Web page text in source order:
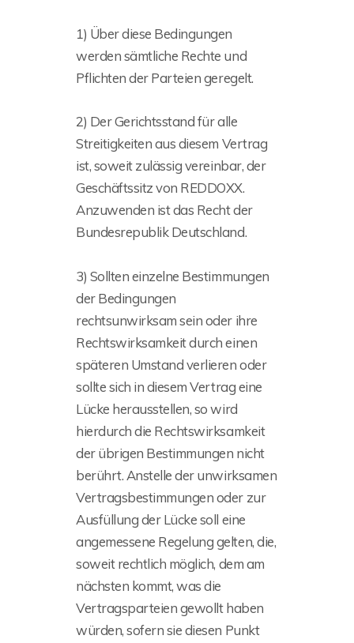
1) Über diese Bedingungen
werden sämtliche Rechte und
Pflichten der Parteien geregelt.
2) Der Gerichtsstand für alle
Streitigkeiten aus diesem Vertrag
ist, soweit zulässig vereinbar, der
Geschäftssitz von REDDOXX.
Anzuwenden ist das Recht der
Bundesrepublik Deutschland.
3) Sollten einzelne Bestimmungen
der Bedingungen
rechtsunwirksam sein oder ihre
Rechtswirksamkeit durch einen
späteren Umstand verlieren oder
sollte sich in diesem Vertrag eine
Lücke herausstellen, so wird
hierdurch die Rechtswirksamkeit
der übrigen Bestimmungen nicht
berührt. Anstelle der unwirksamen
Vertragsbestimmungen oder zur
Ausfüllung der Lücke soll eine
angemessene Regelung gelten, die,
soweit rechtlich möglich, dem am
nächsten kommt, was die
Vertragsparteien gewollt haben
würden, sofern sie diesen Punkt